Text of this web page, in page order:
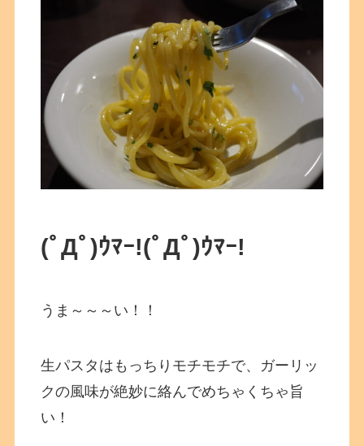
(ﾟДﾟ)ｳﾏｰ!(ﾟДﾟ)ｳﾏｰ!
うま～～～い！！
生パスタはもっちりモチモチで、ガーリッ
クの風味が絶妙に絡んでめちゃくちゃ旨
い！